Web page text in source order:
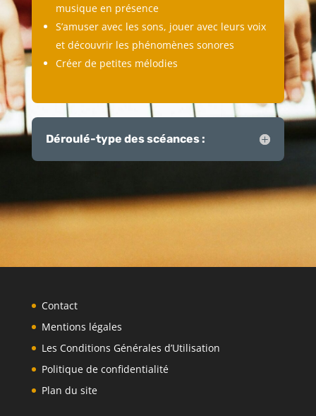
musique en présence
S’amuser avec les sons, jouer avec leurs voix
et découvrir les phénomènes sonores
Créer de petites mélodies
Déroulé-type des scéances :
Contact
Mentions légales
Les Conditions Générales d’Utilisation
Politique de confidentialité
Plan du site